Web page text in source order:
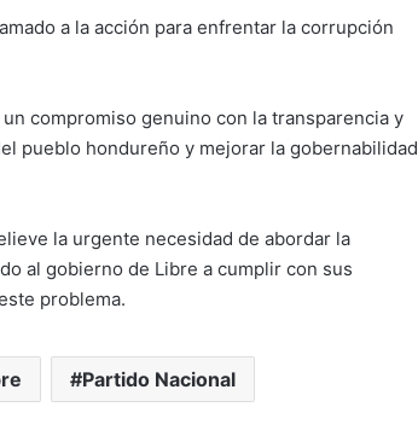
a la acción para enfrentar la corrupción
compromiso genuino con la transparencia y
pueblo hondureño y mejorar la gobernabilidad
la urgente necesidad de abordar la
al gobierno de Libre a cumplir con sus
problema.
Partido Nacional